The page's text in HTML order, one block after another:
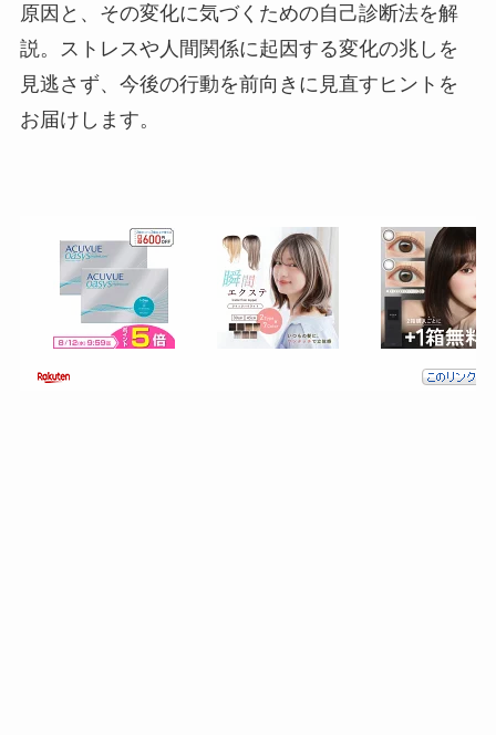
原因と、その変化に気づくための自己診断法を解
説。ストレスや人間関係に起因する変化の兆しを
見逃さず、今後の行動を前向きに見直すヒントを
お届けします。